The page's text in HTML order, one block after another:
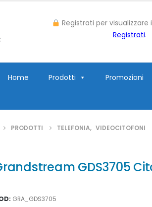
Registrati per visualizzare
Registrati.
Home Prodotti Promozioni
PRODOTTI TELEFONIA, VIDEOCITOFONI
GDS3705
GRA_GDS3705